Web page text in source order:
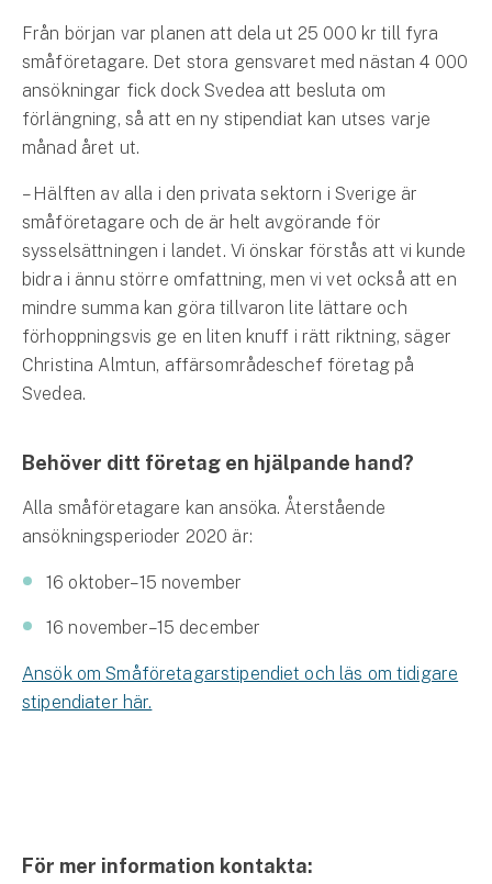
Från början var planen att dela ut 25 000 kr till fyra
småföretagare. Det stora gensvaret med nästan 4 000
ansökningar fick dock Svedea att besluta om
förlängning, så att en ny stipendiat kan utses varje
månad året ut.
– Hälften av alla i den privata sektorn i Sverige är
småföretagare och de är helt avgörande för
sysselsättningen i landet. Vi önskar förstås att vi kunde
bidra i ännu större omfattning, men vi vet också att en
mindre summa kan göra tillvaron lite lättare och
förhoppningsvis ge en liten knuff i rätt riktning, säger
Christina Almtun, affärsområdeschef företag på
Svedea.
Behöver ditt företag en hjälpande hand?
Alla småföretagare kan ansöka. Återstående
ansökningsperioder 2020 är:
16 oktober–15 november
16 november–15 december
Ansök om Småföretagarstipendiet och läs om tidigare
stipendiater här.
För mer information kontakta: